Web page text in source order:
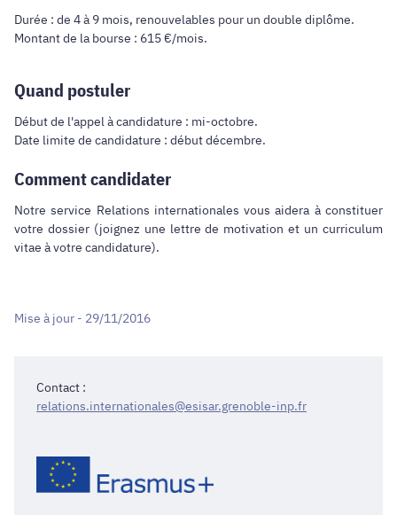
Durée : de 4 à 9 mois, renouvelables pour un double diplôme.
Montant de la bourse : 615 €/mois.
Quand postuler
Début de l'appel à candidature : mi-octobre.
Date limite de candidature : début décembre.
Comment candidater
Notre service Relations internationales vous aidera à constituer
votre dossier (joignez une lettre de motivation et un curriculum
vitae à votre candidature).
Mise à jour - 29/11/2016
Contact :
relations.internationales@esisar.grenoble-inp.fr